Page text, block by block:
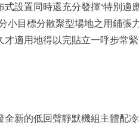
式設置同時還充分發揮“特別適
分散聚型場地之用鋪張力作用
適用地得以完貼立一呼步常
新的低回聲靜默機組主體配